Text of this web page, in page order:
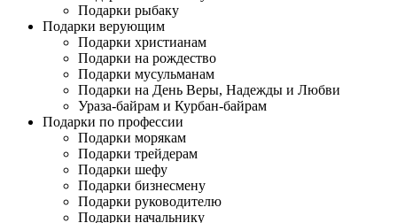
Подарки рыбаку
Подарки верующим
Подарки христианам
Подарки на рождество
Подарки мусульманам
Подарки на День Веры, Надежды и Любви
Ураза-байрам и Курбан-байрам
Подарки по профессии
Подарки морякам
Подарки трейдерам
Подарки шефу
Подарки бизнесмену
Подарки руководителю
Подарки начальнику